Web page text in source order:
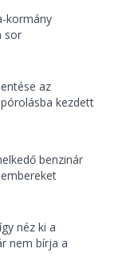
kormány
sor
az
kezdett
benzinár
néz ki a
nem bírja a